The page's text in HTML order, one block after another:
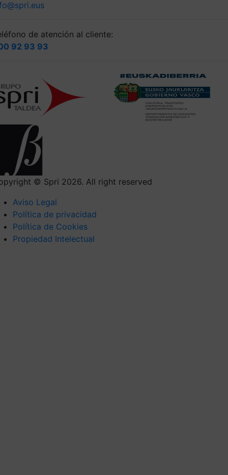
de atención al cliente:
92 93 93
© Spri 2026. All right reserved
Aviso Legal
Política de privacidad
Política de Cookies
Propiedad Intelectual